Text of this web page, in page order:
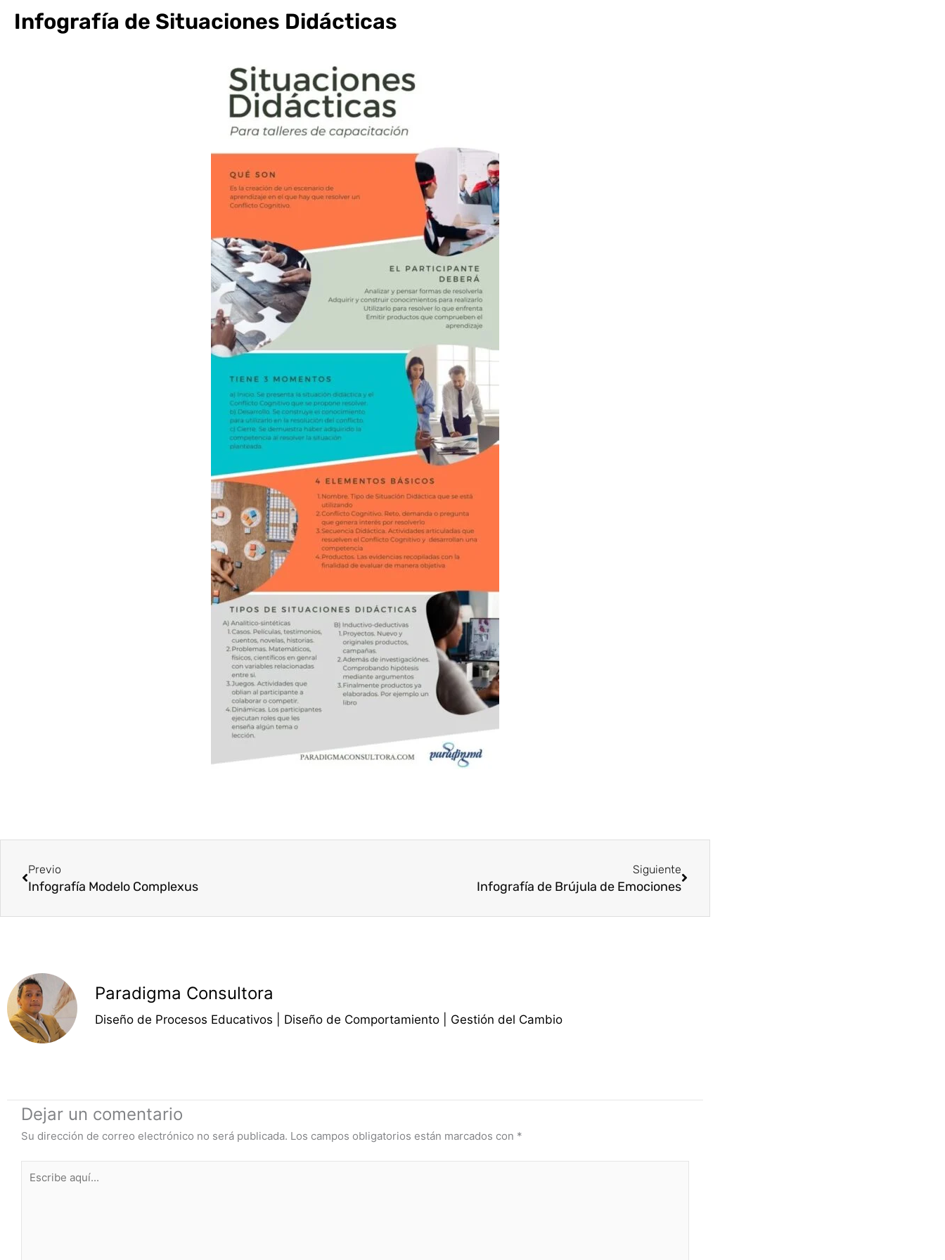
Infografía de Situaciones Didácticas
Previo
Infografía Modelo Complexus
Siguiente
Infografía de Brújula de Emociones
Paradigma Consultora
Diseño de Procesos Educativos | Diseño de Comportamiento | Gestión del Cambio
Dejar un comentario
Su dirección de correo electrónico no será publicada. Los campos obligatorios están marcados con *
aquí...